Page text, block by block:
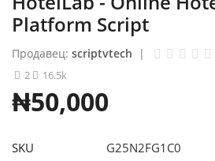
Blog
регистр
Russian
Platform Script
Продавец: scriptvtech |
2 16.5k
₦50,000
SKU
G25N2FG1C0